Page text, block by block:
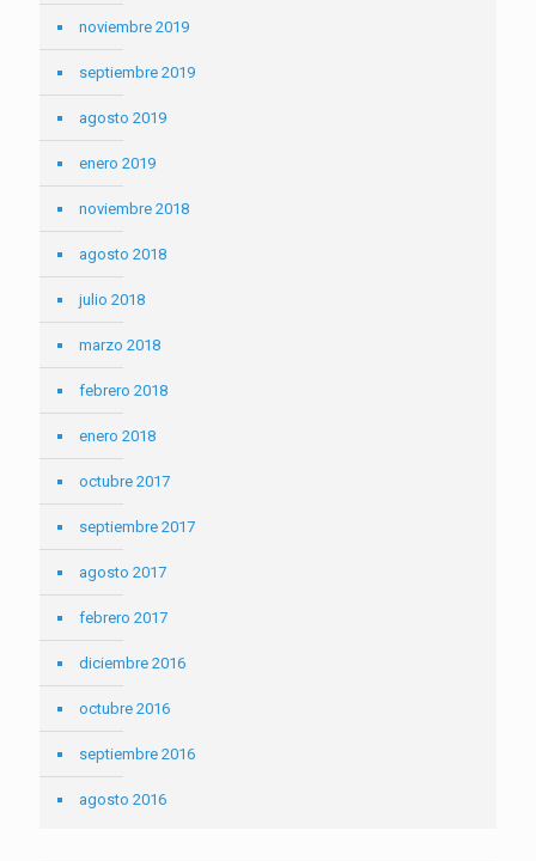
noviembre 2019
septiembre 2019
agosto 2019
enero 2019
noviembre 2018
agosto 2018
julio 2018
marzo 2018
febrero 2018
enero 2018
octubre 2017
septiembre 2017
agosto 2017
febrero 2017
diciembre 2016
octubre 2016
septiembre 2016
agosto 2016